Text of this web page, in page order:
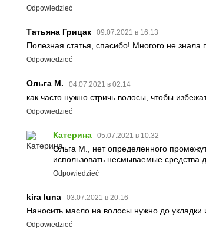
Odpowiedzieć
Татьяна Грицак 09.07.2021 в 16:13
Полезная статья, спасибо! Многого не знала
Odpowiedzieć
Ольга М. 04.07.2021 в 02:14
как часто нужно стричь волосы, чтобы
Odpowiedzieć
Катерина 05.07.2021 в 10:32
Ольга М., нет определенного
использовать несмываемые средства
Odpowiedzieć
kira luna 03.07.2021 в 20:16
Наносить масло на волосы нужно до укладки
Odpowiedzieć